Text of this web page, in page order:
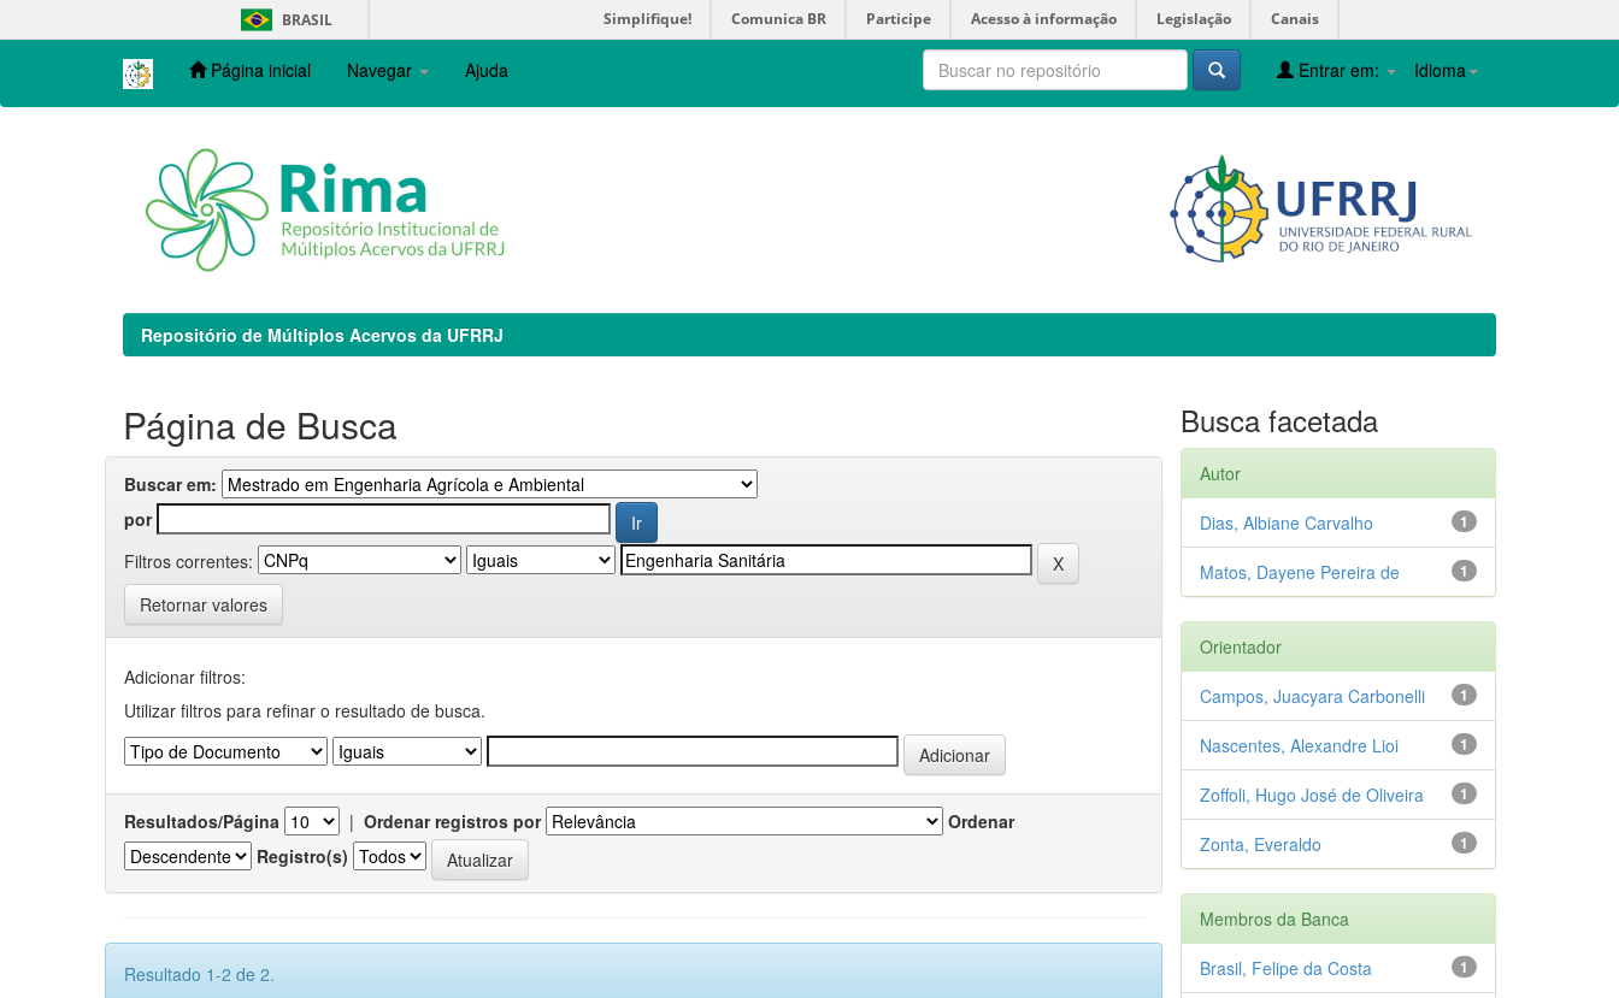
navigation
BRASIL Simplifique! Comunica BR Participe Acesso à informação Legislação Canais
Página inicial Navegar Ajuda Idioma
Entrar em:
Repositório de Múltiplos Acervos da UFRRJ
Página de Busca
Buscar em:
por
Filtros correntes:
Retornar valores
Adicionar filtros:
Utilizar filtros para refinar o resultado de busca.
Resultados/Página | Ordenar registros por
Ordenar
Registro(s)
Resultado 1-2 de 2.
Busca facetada
Autor
1
Dias, Albiane Carvalho
1
Matos, Dayene Pereira de
Orientador
1
Campos, Juacyara Carbonelli
1
Nascentes, Alexandre Lioi
1
Zoffoli, Hugo José de Oliveira
1
Zonta, Everaldo
Membros da Banca
1
Brasil, Felipe da Costa